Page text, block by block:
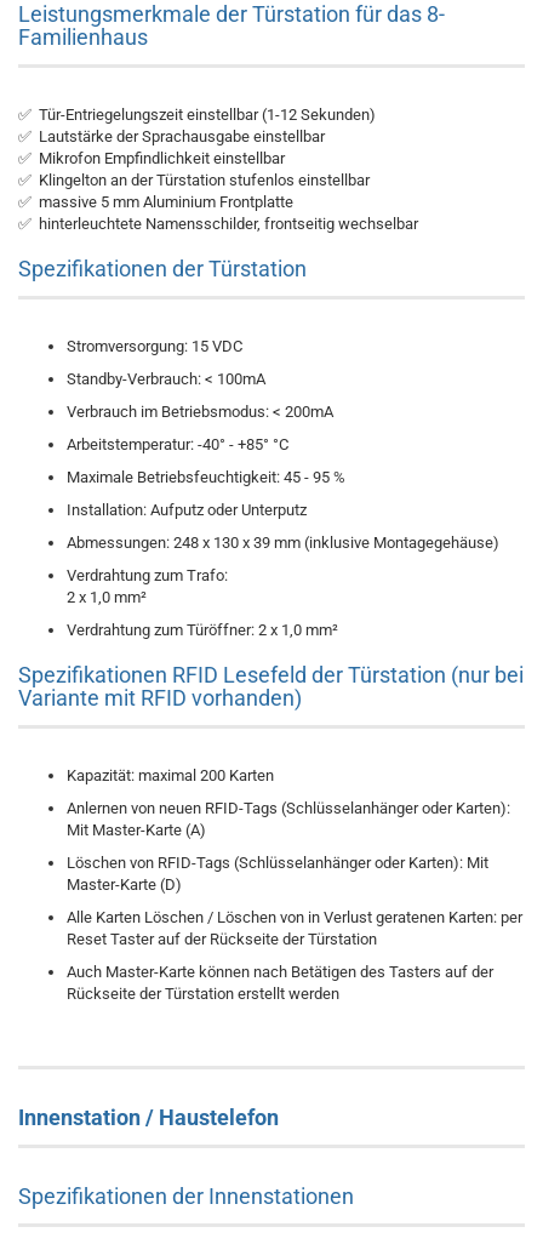
Leistungsmerkmale der Türstation für das 8-
Familienhaus
✅ Tür-Entriegelungszeit einstellbar (1-12 Sekunden)
✅ Lautstärke der Sprachausgabe einstellbar
✅ Mikrofon Empfindlichkeit einstellbar
✅ Klingelton an der Türstation stufenlos einstellbar
✅ massive 5 mm Aluminium Frontplatte
✅ hinterleuchtete Namensschilder, frontseitig wechselbar
Spezifikationen der Türstation
Stromversorgung: 15 VDC
Standby-Verbrauch: < 100mA
Verbrauch im Betriebsmodus: < 200mA
Arbeitstemperatur: -40° - +85° °C
Maximale Betriebsfeuchtigkeit: 45 - 95 %
Installation: Aufputz oder Unterputz
Abmessungen: 248 x 130 x 39 mm (inklusive Montagegehäuse)
Verdrahtung zum Trafo:
2 x 1,0 mm²
Verdrahtung zum Türöffner: 2 x 1,0 mm²
Spezifikationen RFID Lesefeld der Türstation (nur bei
Variante mit RFID vorhanden)
Kapazität: maximal 200 Karten
Anlernen von neuen RFID-Tags (Schlüsselanhänger oder Karten):
Mit Master-Karte (A)
Löschen von RFID-Tags (Schlüsselanhänger oder Karten): Mit
Master-Karte (D)
Alle Karten Löschen / Löschen von in Verlust geratenen Karten: per
Reset Taster auf der Rückseite der Türstation
Auch Master-Karte können nach Betätigen des Tasters auf der
Rückseite der Türstation erstellt werden
Innenstation / Haustelefon
Spezifikationen der Innenstationen